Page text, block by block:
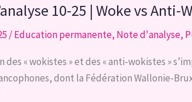
10-25 | Woke vs
/Education permanente, Note d'analyse,
des « wokistes » et des « anti-wokistes »
dont la Fédération Wallonie-